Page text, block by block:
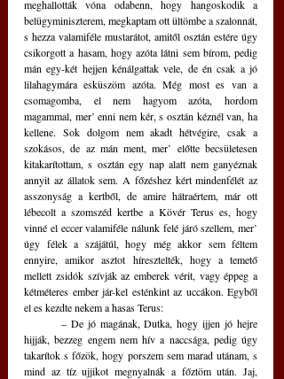
meghallották vóna odabenn, hogy hangoskodik a
belügyminiszterem, megkaptam ott ültömbe a szalonnát,
s hezza valamiféle mustarátot, amitől osztán estére úgy
csikorgott a hasam, hogy azóta látni sem bírom, pedig
mán egy-két hejjen kénálgattak vele, de én csak a jó
lilahagymára esküszöm azóta. Még most es van a
csomagomba, el nem hagyom azóta, hordom
magammal, mer’ enni nem kér, s osztán kéznél van, ha
kellene. Sok dolgom nem akadt hétvégire, csak a
szokásos, de az mán ment, mer’ előtte becsületesen
kitakarítottam, s osztán egy nap alatt nem ganyéznak
annyit az állatok sem. A főzéshez kért mindenfélét az
asszonyság a kertből, de amire hátraértem, már ott
lébecolt a szomszéd kertbe a Kövér Terus es, hogy
vinné el eccer valamiféle nálunk felé járó szellem, mer’
úgy félek a szájátúl, hogy még akkor sem féltem
ennyire, amikor asztot híresztelték, hogy a temető
mellett zsidók szívják az emberek vérit, vagy éppeg a
kétméteres ember jár-kel esténkint az uccákon. Egyből
el es kezdte nekem a hasas Terus:
hijják, bezzeg engem nem hív a naccsága, pedig úgy
takarítok s főzök, hogy porszem sem marad utánam, s
mind az tíz ujjikot megnyalnák a főztöm után. Jaj,